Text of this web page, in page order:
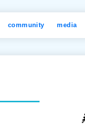
community media